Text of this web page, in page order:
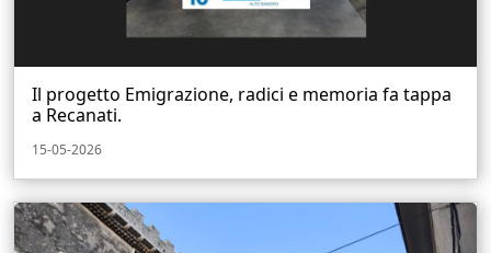
Il progetto Emigrazione, radici e memoria fa tappa
a Recanati.
15-05-2026